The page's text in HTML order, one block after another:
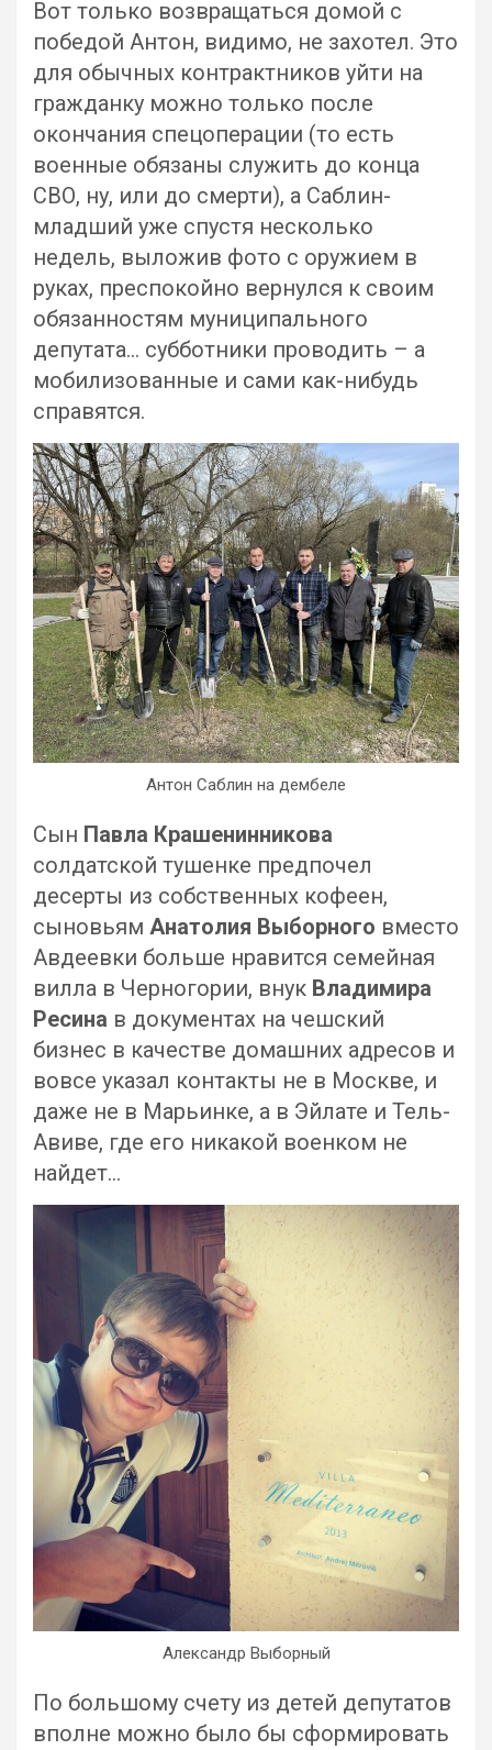
Вот только возвращаться домой с
победой Антон, видимо, не захотел. Это
для обычных контрактников уйти на
гражданку можно только после
окончания спецоперации (то есть
военные обязаны служить до конца
СВО, ну, или до смерти), а Саблин-
младший уже спустя несколько
недель, выложив фото с оружием в
руках, преспокойно вернулся к своим
обязанностям муниципального
депутата… субботники проводить – а
мобилизованные и сами как-нибудь
справятся.
Антон Саблин на дембеле
Сын Павла Крашенинникова
солдатской тушенке предпочел
десерты из собственных кофеен,
сыновьям Анатолия Выборного вместо
Авдеевки больше нравится семейная
вилла в Черногории, внук Владимира
Ресина в документах на чешский
бизнес в качестве домашних адресов и
вовсе указал контакты не в Москве, и
даже не в Марьинке, а в Эйлате и Тель-
Авиве, где его никакой военком не
найдет…
Александр Выборный
По большому счету из детей депутатов
вполне можно было бы сформировать